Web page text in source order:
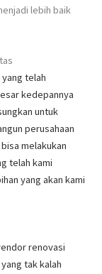
lebih baik
telah
kedepannya
untuk
perusahaan
melakukan
telah kami
yang akan kami
renovasi
tak kalah